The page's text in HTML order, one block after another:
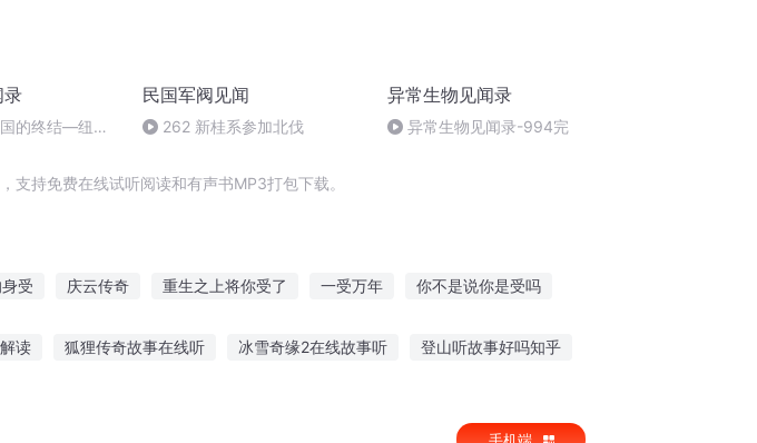
录
的终结—纽伦
民国军阀见闻
262 新桂系参加北伐
异常生物见闻录
异常生物见闻录-994完
持免费在线试听阅读和有声书MP3打包下载。
受 庆云传奇 重生之上将你受了 一受万年 你不是说你是受吗
读 狐狸传奇故事在线听 冰雪奇缘2在线故事听 登山听故事好吗知乎